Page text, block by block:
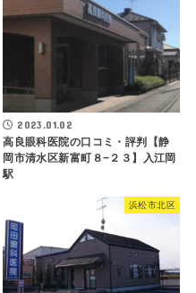
2023.01.02
高良眼科医院の口コミ・評判【静
岡市清水区新富町８−２３】入江岡
駅
浜松市北区